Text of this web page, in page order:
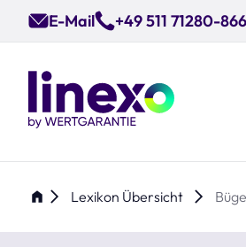
Skip
content
E-Mail +49 511 71280-866
Lexikon Übersicht